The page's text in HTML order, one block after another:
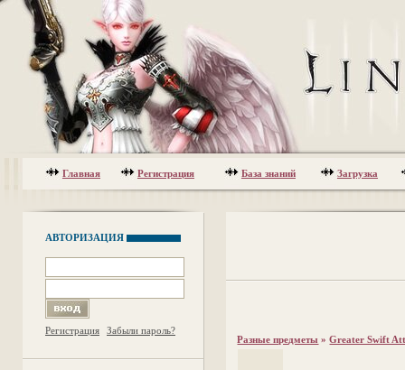
Главная Регистрация База знаний Загрузка
АВТОРИЗАЦИЯ
Регистрация Забыли пароль?
Разные предметы »Greater Swift